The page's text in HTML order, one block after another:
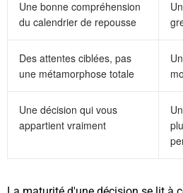
Une bonne compréhension
du calendrier de repousse
Des attentes ciblées, pas
une métamorphose totale
Une décision qui vous
appartient vraiment